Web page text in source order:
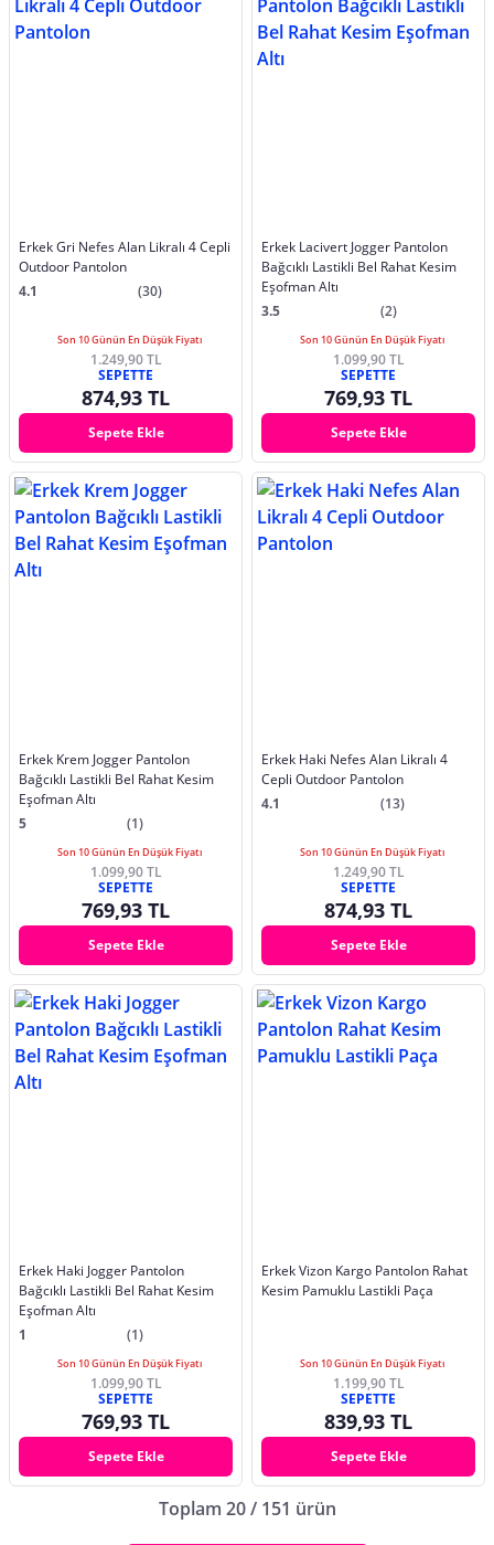
Erkek Gri Nefes Alan Likralı 4 Cepli
Outdoor Pantolon
4.1
(30)
Son 10 Günün En Düşük Fiyatı
1.249,90 TL
SEPETTE
874,93 TL
Sepete Ekle
Erkek Lacivert Jogger Pantolon
Bağcıklı Lastikli Bel Rahat Kesim
Eşofman Altı
3.5
(2)
Son 10 Günün En Düşük Fiyatı
1.099,90 TL
SEPETTE
769,93 TL
Sepete Ekle
Erkek Krem Jogger Pantolon
Bağcıklı Lastikli Bel Rahat Kesim
Eşofman Altı
5
(1)
Son 10 Günün En Düşük Fiyatı
1.099,90 TL
SEPETTE
769,93 TL
Sepete Ekle
Erkek Haki Nefes Alan Likralı 4
Cepli Outdoor Pantolon
4.1
(13)
Son 10 Günün En Düşük Fiyatı
1.249,90 TL
SEPETTE
874,93 TL
Sepete Ekle
Erkek Haki Jogger Pantolon
Bağcıklı Lastikli Bel Rahat Kesim
Eşofman Altı
1
(1)
Son 10 Günün En Düşük Fiyatı
1.099,90 TL
SEPETTE
769,93 TL
Sepete Ekle
Erkek Vizon Kargo Pantolon Rahat
Kesim Pamuklu Lastikli Paça
Son 10 Günün En Düşük Fiyatı
1.199,90 TL
SEPETTE
839,93 TL
Sepete Ekle
Toplam 20 / 151 ürün